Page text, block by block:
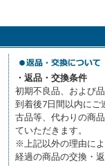
・返品・交換条件
初期不良品、および
到着後7日間以内にご
古品等、代わりの商
ていただきます。
※上記以外の理由に
経過の商品の交換・